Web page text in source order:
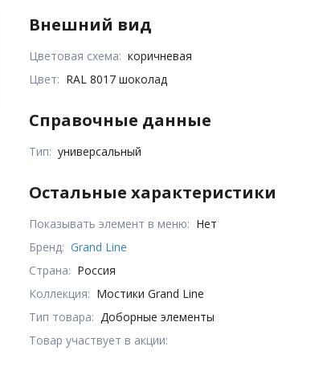
Внешний вид
Цветовая схема: коричневая
Цвет: RAL 8017 шоколад
Справочные данные
Тип: универсальный
Остальные характеристики
Показывать элемент в меню: Нет
Бренд: Grand Line
Страна: Россия
Коллекция: Мостики Grand Line
Тип товара: Доборные элементы
Товар участвует в акции: